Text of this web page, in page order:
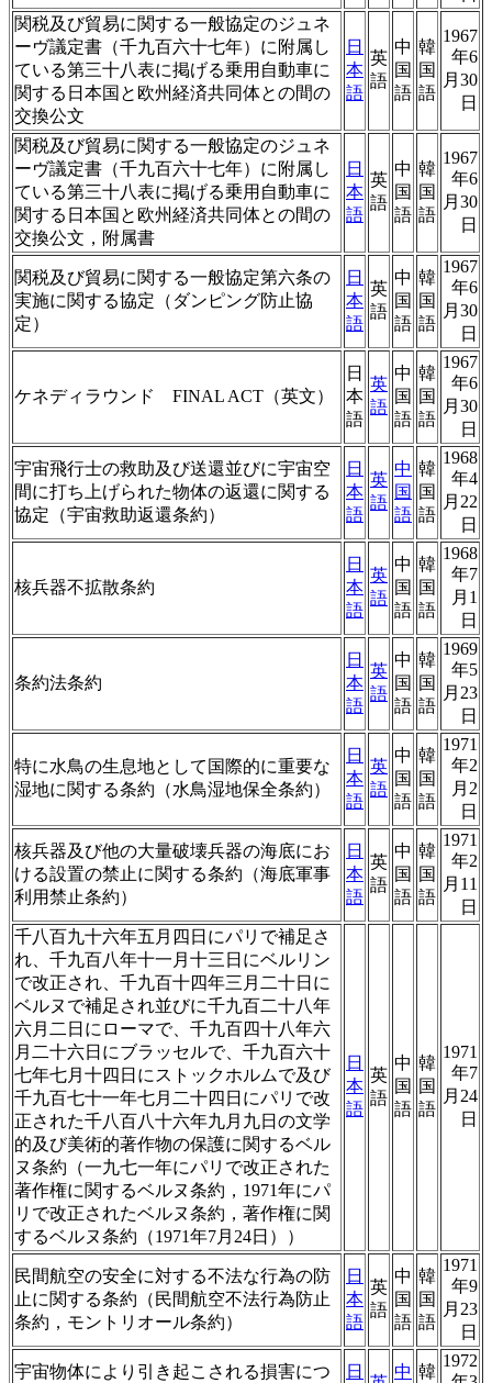
関税及び貿易に関する一般協定のジュネ
ーヴ議定書（千九百六十七年）に附属し
ている第三十八表に掲げる乗用自動車に
関する日本国と欧州経済共同体との間の
交換公文
日
本
語
英
語
中
国
語
韓
国
語
1967
年6
月30
日
関税及び貿易に関する一般協定のジュネ
ーヴ議定書（千九百六十七年）に附属し
ている第三十八表に掲げる乗用自動車に
関する日本国と欧州経済共同体との間の
交換公文，附属書
日
本
語
英
語
中
国
語
韓
国
語
1967
年6
月30
日
関税及び貿易に関する一般協定第六条の
実施に関する協定（ダンピング防止協
定）
日
本
語
英
語
中
国
語
韓
国
語
1967
年6
月30
日
ケネディラウンド FINAL ACT（英文）
日
本
語
英
語
中
国
語
韓
国
語
1967
年6
月30
日
宇宙飛行士の救助及び送還並びに宇宙空
間に打ち上げられた物体の返還に関する
協定（宇宙救助返還条約）
日
本
語
英
語
中
国
語
韓
国
語
1968
年4
月22
日
核兵器不拡散条約
日
本
語
英
語
中
国
語
韓
国
語
1968
年7
月1
日
条約法条約
日
本
語
英
語
中
国
語
韓
国
語
1969
年5
月23
日
特に水鳥の生息地として国際的に重要な
湿地に関する条約（水鳥湿地保全条約）
日
本
語
英
語
中
国
語
韓
国
語
1971
年2
月2
日
核兵器及び他の大量破壊兵器の海底にお
ける設置の禁止に関する条約（海底軍事
利用禁止条約）
日
本
語
英
語
中
国
語
韓
国
語
1971
年2
月11
日
千八百九十六年五月四日にパリで補足さ
れ、千九百八年十一月十三日にベルリン
で改正され、千九百十四年三月二十日に
ベルヌで補足され並びに千九百二十八年
六月二日にローマで、千九百四十八年六
月二十六日にブラッセルで、千九百六十
七年七月十四日にストックホルムで及び
千九百七十一年七月二十四日にパリで改
正された千八百八十六年九月九日の文学
的及び美術的著作物の保護に関するベル
ヌ条約（一九七一年にパリで改正された
著作権に関するベルヌ条約，1971年にパ
リで改正されたベルヌ条約，著作権に関
するベルヌ条約（1971年7月24日））
日
本
語
英
語
中
国
語
韓
国
語
1971
年7
月24
日
民間航空の安全に対する不法な行為の防
止に関する条約（民間航空不法行為防止
条約，モントリオール条約）
日
本
語
英
語
中
国
語
韓
国
語
1971
年9
月23
日
宇宙物体により引き起こされる損害につ
日
中 韓
1972